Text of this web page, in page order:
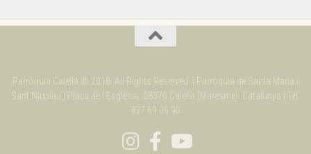
Parròquia Calella © 2018. All Rights Reserved. | Parròquia de Santa Maria i
Sant Nicolau | Plaça de l'Església. 08370 Calella (Maresme). Catalunya | Tel.
937 69 09 90